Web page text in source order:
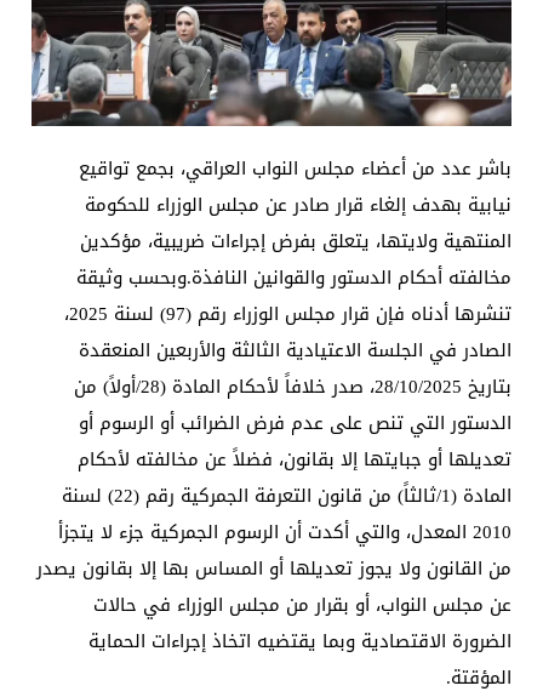
باشر عدد من أعضاء مجلس النواب العراقي، بجمع تواقيع
نيابية بهدف إلغاء قرار صادر عن مجلس الوزراء للحكومة
المنتهية ولايتها، يتعلق بفرض إجراءات ضريبية، مؤكدين
مخالفته أحكام الدستور والقوانين النافذة.وبحسب وثيقة
تنشرها أدناه فإن قرار مجلس الوزراء رقم (97) لسنة 2025،
الصادر في الجلسة الاعتيادية الثالثة والأربعين المنعقدة
بتاريخ 28/10/2025، صدر خلافاً لأحكام المادة (28/أولاً) من
الدستور التي تنص على عدم فرض الضرائب أو الرسوم أو
تعديلها أو جبايتها إلا بقانون، فضلاً عن مخالفته لأحكام
المادة (1/ثالثاً) من قانون التعرفة الجمركية رقم (22) لسنة
2010 المعدل، والتي أكدت أن الرسوم الجمركية جزء لا يتجزأ
من القانون ولا يجوز تعديلها أو المساس بها إلا بقانون يصدر
عن مجلس النواب، أو بقرار من مجلس الوزراء في حالات
الضرورة الاقتصادية وبما يقتضيه اتخاذ إجراءات الحماية
المؤقتة.